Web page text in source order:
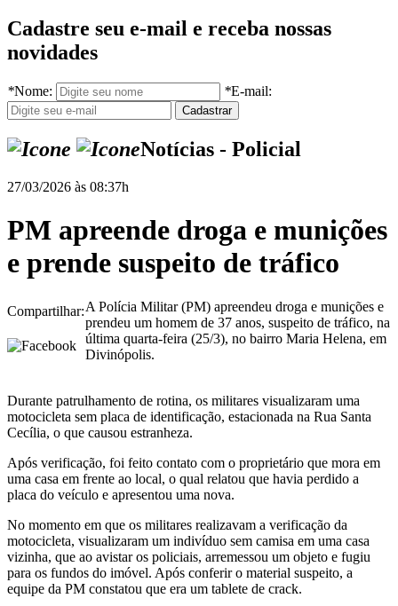
Cadastre seu e-mail e receba nossas
novidades
*Nome: *E-mail:
Notícias - Policial
27/03/2026 às 08:37h
PM apreende droga e munições
e prende suspeito de tráfico
Compartilhar:A Polícia Militar (PM) apreendeu droga e munições e
prendeu um homem de 37 anos, suspeito de tráfico, na
última quarta-feira (25/3), no bairro Maria Helena, em
Divinópolis.
Durante patrulhamento de rotina, os militares visualizaram uma
motocicleta sem placa de identificação, estacionada na Rua Santa
Cecília, o que causou estranheza.
Após verificação, foi feito contato com o proprietário que mora em
uma casa em frente ao local, o qual relatou que havia perdido a
placa do veículo e apresentou uma nova.
No momento em que os militares realizavam a verificação da
motocicleta, visualizaram um indivíduo sem camisa em uma casa
vizinha, que ao avistar os policiais, arremessou um objeto e fugiu
para os fundos do imóvel. Após conferir o material suspeito, a
equipe da PM constatou que era um tablete de crack.